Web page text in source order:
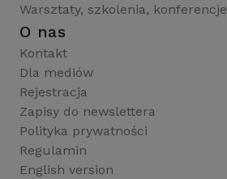
Warsztaty, szkolenia, konferencje
O nas
Kontakt
Dla mediów
Rejestracja
Zapisy do newslettera
Polityka prywatności
Regulamin
English version